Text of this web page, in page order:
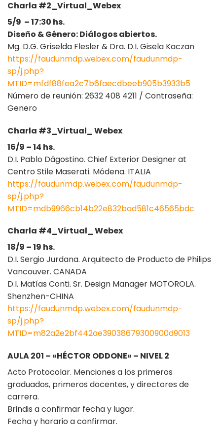
Charla #2_Virtual_Webex
5/9 – 17:30 hs.
Diseño & Género: Diálogos abiertos.
Mg. D.G. Griselda Flesler & Dra. D.I. Gisela Kaczan
https://faudunmdp.webex.com/faudunmdp-
sp/j.php?
MTID=mfdf88fea2c7b6faecdbeeb905b3933b5
Número de reunión: 2632 408 4211 / Contraseña:
Genero
Charla #3_Virtual_ Webex
16/9 – 14 hs.
D.I. Pablo Dágostino. Chief Exterior Designer at
Centro Stile Maserati. Módena. ITALIA
https://faudunmdp.webex.com/faudunmdp-
sp/j.php?
MTID=mdb9966cb14b22e832bad581c46565bdc
Charla #4_Virtual_ Webex
18/9 – 19 hs.
D.I. Sergio Jurdana. Arquitecto de Producto de Philips
Vancouver. CANADA
D.I. Matías Conti. Sr. Design Manager MOTOROLA.
Shenzhen-CHINA
https://faudunmdp.webex.com/faudunmdp-
sp/j.php?
MTID=m82a2e2bf442ae39038679300900d9013
AULA 201 – «HÉCTOR ODDONE» – NIVEL 2
Acto Protocolar. Menciones a los primeros
graduados, primeros docentes, y directores de
carrera.
Brindis a confirmar fecha y lugar.
Fecha y horario a confirmar.